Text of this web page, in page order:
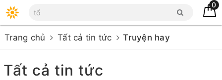
0
Trang chủ Tất cả tin tức Truyện hay
Tất cả tin tức